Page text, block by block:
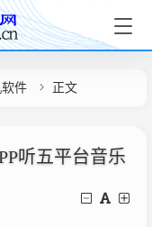
件 正文
听五平台音乐